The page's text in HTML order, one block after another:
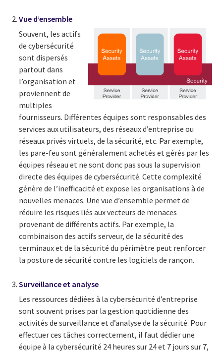
Vue d’ensemble
Souvent, les actifs
de cybersécurité
sont dispersés
partout dans
l’organisation et
proviennent de
multiples
fournisseurs. Différentes équipes sont responsables des
services aux utilisateurs, des réseaux d’entreprise ou
réseaux privés virtuels, de la sécurité, etc. Par exemple,
les pare-feu sont généralement achetés et gérés par les
équipes réseau et ne sont donc pas sous la supervision
directe des équipes de cybersécurité. Cette complexité
génère de l’inefficacité et expose les organisations à de
nouvelles menaces. Une vue d’ensemble permet de
réduire les risques liés aux vecteurs de menaces
provenant de différents actifs. Par exemple, la
combinaison des actifs serveur, de la sécurité des
terminaux et de la sécurité du périmètre peut renforcer
la posture de sécurité contre les logiciels de rançon.
Surveillance et analyse
Les ressources dédiées à la cybersécurité d’entreprise
sont souvent prises par la gestion quotidienne des
activités de surveillance et d’analyse de la sécurité. Pour
effectuer ces tâches correctement, il faut dédier une
équipe à la cybersécurité 24 heures sur 24 et 7 jours sur 7,